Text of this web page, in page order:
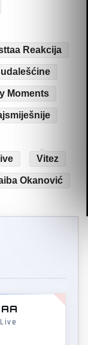
Reakcija
Moments
Vitez
Okanović